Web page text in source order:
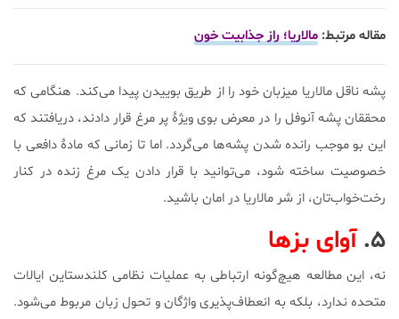
مقاله مرتبط: مالاریا؛ راز جذابیت خون
پشه ناقل مالاریا میزبان خود را از طریق بوییدن پیدا می‌کند. هنگامی که
محققان پشه آنوفل را در معرض بوی ویژۀ پر مرغ قرار دادند، دریافتند که
این بو موجب رانده شدن پشه‌ها می‌گردد. اما تا زمانی که مادۀ دافعی با
خصوصیت ساخته شود، می‌توانید با قرار دادن یک مرغ زنده در کنار
رخت‌خواب‌تان، از شر مالاریا در امان باشید.
۵. آوای بزها
نه، این مطالعه هیچ‌گونه ارتباطی به عملیات نظامی کلندستاین ایالات
متحده ندارد، بلکه به انعطاف‌پذیری واژگان و تحول زبان مربوط می‌شود.